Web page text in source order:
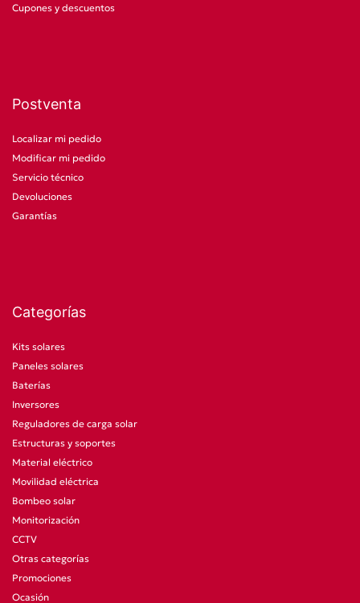
Cupones y descuentos
Postventa
Localizar mi pedido
Modificar mi pedido
Servicio técnico
Devoluciones
Garantías
Categorías
Kits solares
Paneles solares
Baterías
Inversores
Reguladores de carga solar
Estructuras y soportes
Material eléctrico
Movilidad eléctrica
Bombeo solar
Monitorización
CCTV
Otras categorías
Promociones
Ocasión